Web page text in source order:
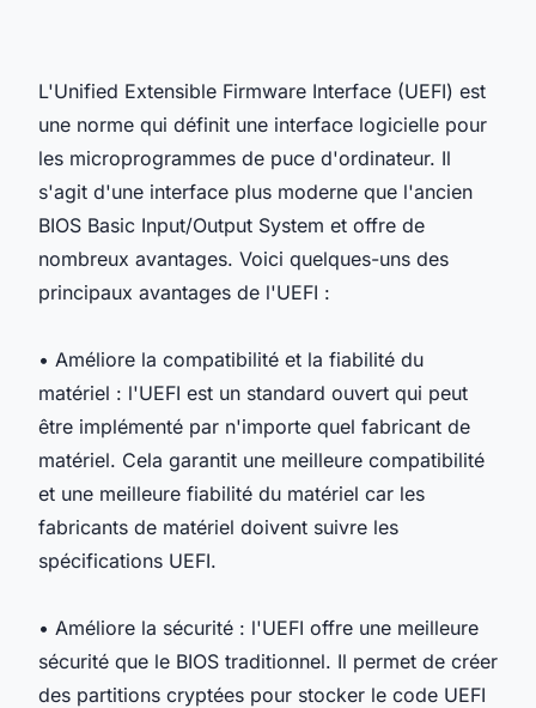
L'Unified Extensible Firmware Interface (UEFI) est
une norme qui définit une interface logicielle pour
les microprogrammes de puce d'ordinateur. Il
s'agit d'une interface plus moderne que l'ancien
BIOS Basic Input/Output System et offre de
nombreux avantages. Voici quelques-uns des
principaux avantages de l'UEFI :
• Améliore la compatibilité et la fiabilité du
matériel : l'UEFI est un standard ouvert qui peut
être implémenté par n'importe quel fabricant de
matériel. Cela garantit une meilleure compatibilité
et une meilleure fiabilité du matériel car les
fabricants de matériel doivent suivre les
spécifications UEFI.
• Améliore la sécurité : l'UEFI offre une meilleure
sécurité que le BIOS traditionnel. Il permet de créer
des partitions cryptées pour stocker le code UEFI